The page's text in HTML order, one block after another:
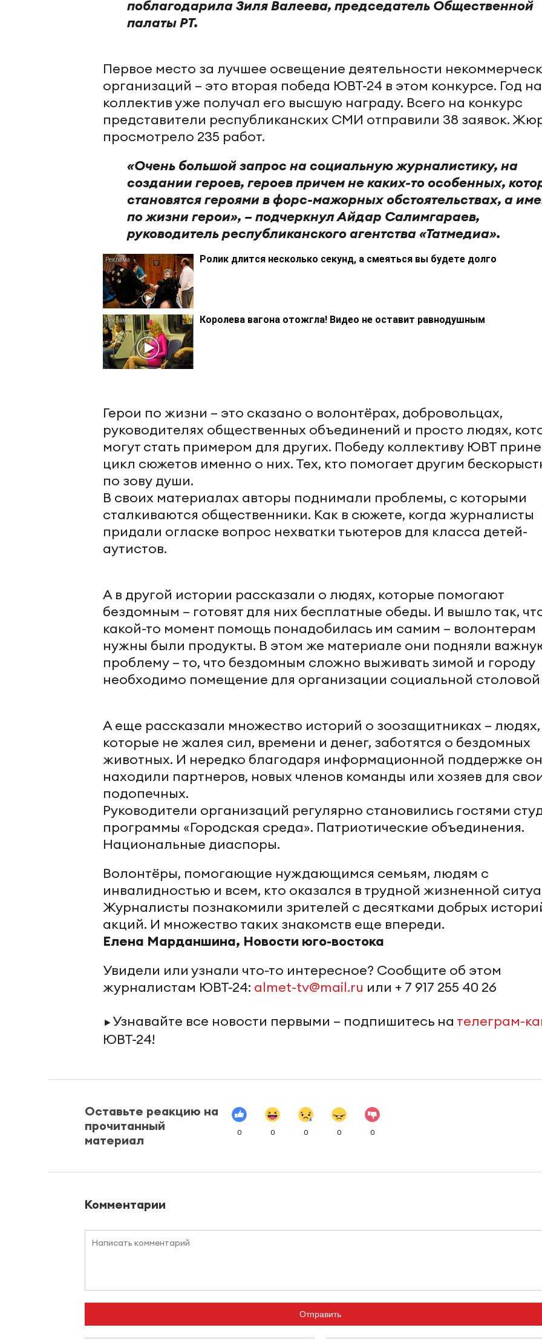
поблагодарила Зиля Валеева, председатель Общественной
палаты РТ.
Первое место за лучшее освещение деятельности
организаций – это вторая победа ЮВТ-24 в этом конкурсе. Год
коллектив уже получал его высшую награду. Всего на конкурс
представители республиканских СМИ отправили 38 заявок.
просмотрело 235 работ.
«Очень большой запрос на социальную журналистику, на
создании героев, героев причем не каких-то особенных,
становятся героями в форс-мажорных обстоятельствах, а
по жизни герои», – подчеркнул Айдар Салимгараев,
руководитель республиканского агентства «Татмедиа».
Ролик длится несколько секунд, а смеяться вы будете долго
Королева вагона отожгла! Видео не оставит равнодушным
Герои по жизни – это сказано о волонтёрах, добровольцах,
руководителях общественных объединений и просто людях,
могут стать примером для других. Победу коллективу ЮВТ
цикл сюжетов именно о них. Тех, кто помогает другим
по зову души.
В своих материалах авторы поднимали проблемы, с которыми
сталкиваются общественники. Как в сюжете, когда журналисты
придали огласке вопрос нехватки тьютеров для класса детей-
аутистов.
А в другой истории рассказали о людях, которые помогают
бездомным – готовят для них бесплатные обеды. И вышло так,
какой-то момент помощь понадобилась им самим – волонтерам
нужны были продукты. В этом же материале они подняли
проблему – то, что бездомным сложно выживать зимой и городу
необходимо помещение для организации социальной
А еще рассказали множество историй о зоозащитниках – людях,
которые не жалея сил, времени и денег, заботятся о бездомных
животных. И нередко благодаря информационной поддержке
находили партнеров, новых членов команды или хозяев для
подопечных.
Руководители организаций регулярно становились гостями
программы «Городская среда». Патриотические объединения.
Национальные диаспоры.
Волонтёры, помогающие нуждающимся семьям, людям с
инвалидностью и всем, кто оказался в трудной жизненной
Журналисты познакомили зрителей с десятками добрых
акций. И множество таких знакомств еще впереди.
Елена Марданшина, Новости юго-востока
Увидели или узнали что-то интересное? Сообщите об этом
журналистам ЮВТ-24: almet-tv@mail.ru или + 7 917 255 40 26
► Узнавайте все новости первыми – подпишитесь на телеграм-
ЮВТ-24!
Оставьте реакцию на
прочитанный
материал
0 0 0 0 0
Комментарии
Отправить